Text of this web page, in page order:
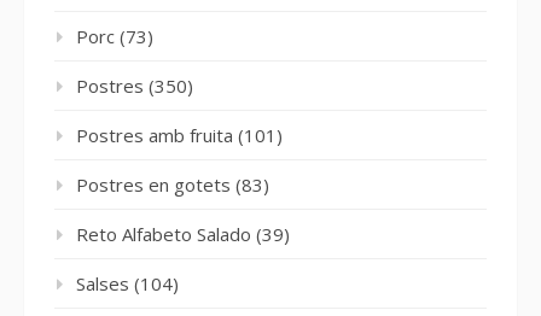
Porc (73)
Postres (350)
Postres amb fruita (101)
Postres en gotets (83)
Reto Alfabeto Salado (39)
Salses (104)